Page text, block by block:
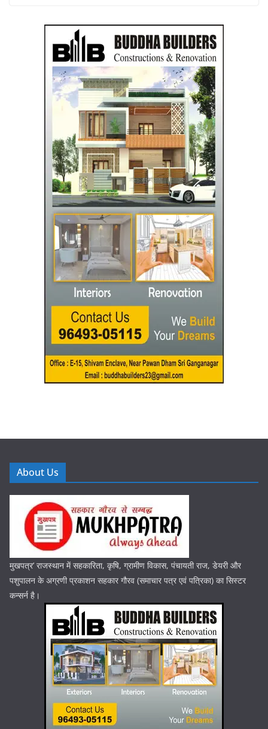
About Us
मुखपत्र’ राजस्थान में सहकारिता, कृषि, ग्रामीण विकास, पंचायती राज, डेयरी और
पशुपालन के अग्रणी प्रकाशन सहकार गौरव (समाचार पत्र एवं पत्रिका) का सिस्टर
कन्सर्न है।